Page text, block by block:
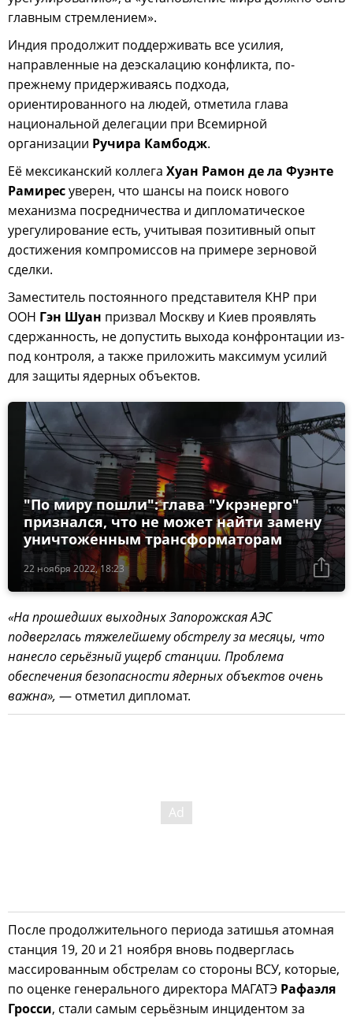
главным стремлением».
Индия продолжит поддерживать все усилия,
направленные на деэскалацию конфликта, по-
прежнему придерживаясь подхода,
ориентированного на людей, отметила глава
национальной делегации при Всемирной
организации Ручира Камбодж.
Её мексиканский коллега Хуан Рамон де ла Фуэнте
Рамиресуверен, что шансы на поиск нового
механизма посредничества и дипломатическое
урегулирование есть, учитывая позитивный опыт
достижения компромиссов на примере зерновой
сделки.
Заместитель постоянного представителя КНР при
ООН Гэн Шуан призвал Москву и Киев проявлять
сдержанность, не допустить выхода конфронтации из-
под контроля, а также приложить максимум усилий
для защиты ядерных объектов.
22 ноября 2022, 18:23
"По миру пошли": глава "Укрэнерго"
признался, что не может найти замену
уничтоженным трансформаторам
«На прошедших выходных Запорожская АЭС
подверглась тяжелейшему обстрелу за месяцы, что
нанесло серьёзный ущерб станции. Проблема
обеспечения безопасности ядерных объектов очень
важна», — отметил дипломат.
После продолжительного периода затишья атомная
станция 19, 20 и 21 ноября вновь подверглась
массированным обстрелам со стороны ВСУ, которые,
по оценке генерального директора МАГАТЭ Рафаэля
Гросси, стали самым серьёзным инцидентом за